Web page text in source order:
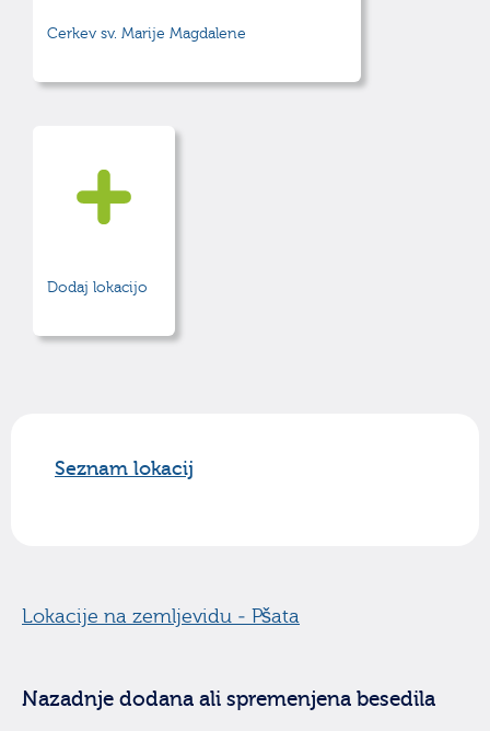
Cerkev sv. Marije Magdalene
Dodaj lokacijo
Seznam lokacij
Lokacije na zemljevidu - Pšata
Nazadnje dodana ali spremenjena besedila